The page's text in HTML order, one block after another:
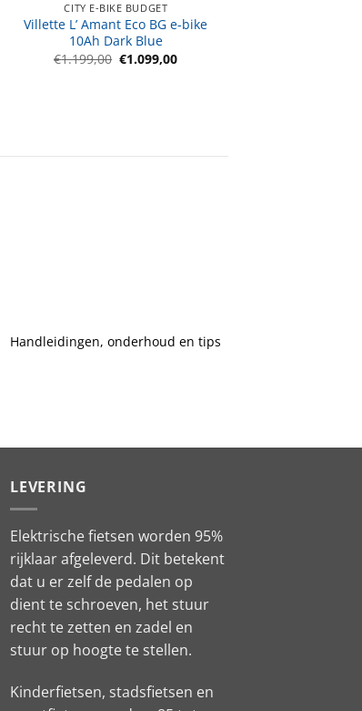
CITY E-BIKE BUDGET
Villette L’ Amant Eco BG e-bike
10Ah Dark Blue
€1.199,00 Oorspronkelijke
€1.099,00Huidige
Handleidingen, onderhoud en tips
LEVERING
Elektrische fietsen worden 95%
rijklaar afgeleverd. Dit betekent
dat u er zelf de pedalen op
dient te schroeven, het stuur
recht te zetten en zadel en
stuur op hoogte te stellen.
Kinderfietsen, stadsfietsen en